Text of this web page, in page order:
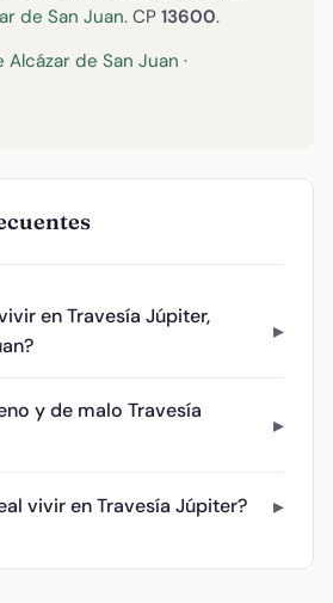
de San Juan. CP 13600.
de San Juan ·
en Travesía Júpiter,
y de malo Travesía
vivir en Travesía Júpiter?